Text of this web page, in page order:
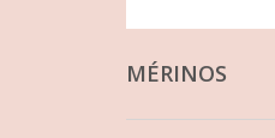
MÉRINOS